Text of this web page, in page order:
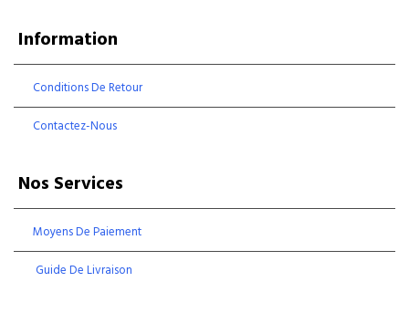
Information
Conditions De Retour
Contactez-Nous
Nos Services
Moyens De Paiement
Guide De Livraison